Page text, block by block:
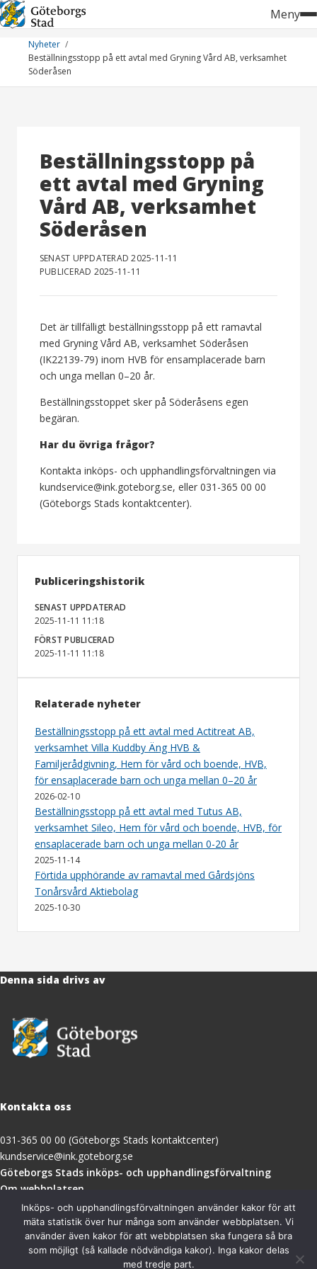
Hoppa
till
innehåll
Meny
Nyheter
Beställningsstopp på ett avtal med Gryning Vård AB, verksamhet
Söderåsen
Beställningsstopp på
ett avtal med Gryning
Vård AB, verksamhet
Söderåsen
SENAST UPPDATERAD 2025-11-11
PUBLICERAD 2025-11-11
Det är tillfälligt beställningsstopp på ett ramavtal
med Gryning Vård AB, verksamhet Söderåsen
(IK22139-79) inom HVB för ensamplacerade barn
och unga mellan 0–20 år.
Beställningsstoppet sker på Söderåsens egen
begäran.
Har du övriga frågor?
Kontakta inköps- och upphandlingsförvaltningen via
kundservice@ink.goteborg.se, eller 031-365 00 00
(Göteborgs Stads kontaktcenter).
Publiceringshistorik
SENAST UPPDATERAD
2025-11-11 11:18
FÖRST PUBLICERAD
2025-11-11 11:18
Relaterade nyheter
Beställningsstopp på ett avtal med Actitreat AB,
verksamhet Villa Kuddby Äng HVB &
Familjerådgivning, Hem för vård och boende, HVB,
för ensaplacerade barn och unga mellan 0–20 år
2026-02-10
Beställningsstopp på ett avtal med Tutus AB,
verksamhet Sileo, Hem för vård och boende, HVB, för
ensaplacerade barn och unga mellan 0-20 år
2025-11-14
Förtida upphörande av ramavtal med Gårdsjöns
Tonårsvård Aktiebolag
2025-10-30
Denna sida drivs av
Kontakta oss
031-365 00 00 (Göteborgs Stads kontaktcenter)
kundservice@ink.goteborg.se
Göteborgs Stads inköps- och upphandlingsförvaltning(öppnas
nytt
fönster)
Om webbplatsen
Tillgänglighetsredogörelse
Besöksadress
Inköps- och upphandlingsförvaltningen använder kakor för att
mäta statistik över hur många som använder webbplatsen. Vi
använder även kakor för att webbplatsen ska fungera så bra
som möjligt (så kallade nödvändiga kakor). Inga kakor delas
med tredje part.